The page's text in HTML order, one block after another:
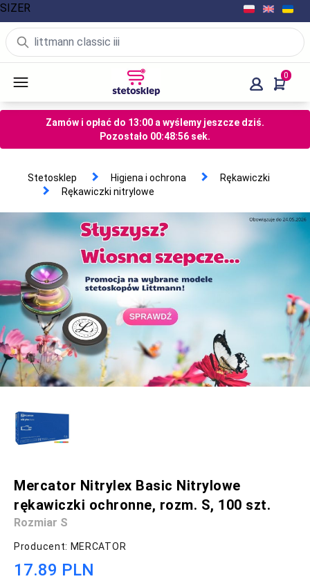
0
Zamów i opłać do 13:00 a wyślemy jeszcze dziś.
Pozostało 00:48:55 sek.
Stetosklep Higiena i ochrona
Rękawiczki
Rękawiczki nitrylowe
Mercator Nitrylex Basic Nitrylowe
rękawiczki ochronne, rozm. S, 100 szt.
Rozmiar S
Producent: MERCATOR
17.89 PLN
SIZER